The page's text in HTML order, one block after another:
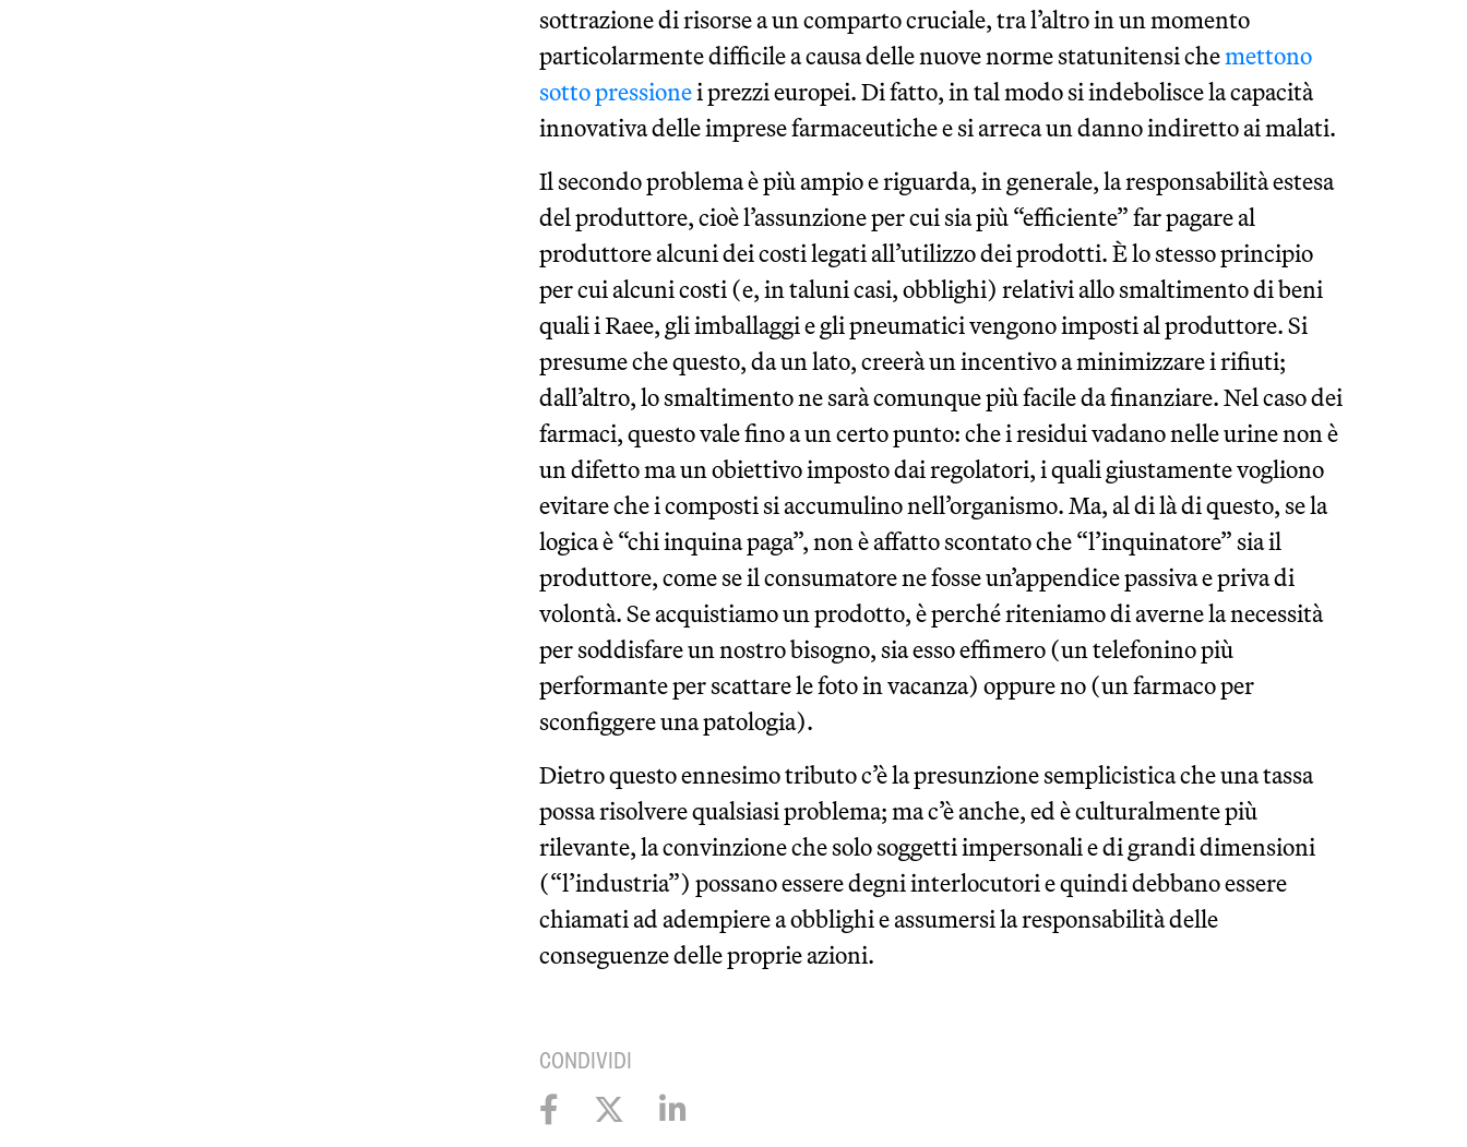
sottrazione di risorse a un comparto cruciale, tra l’altro in un momento
particolarmente difficile a causa delle nuove norme statunitensi chemettono
sotto pressionei prezzi europei. Di fatto, in tal modo si indebolisce la capacità
innovativa delle imprese farmaceutiche e si arreca un danno indiretto ai malati.
Il secondo problema è più ampio e riguarda, in generale, la responsabilità estesa
del produttore, cioè l’assunzione per cui sia più “efficiente” far pagare al
produttore alcuni dei costi legati all’utilizzo dei prodotti. È lo stesso principio
per cui alcuni costi (e, in taluni casi, obblighi) relativi allo smaltimento di beni
quali i Raee, gli imballaggi e gli pneumatici vengono imposti al produttore. Si
presume che questo, da un lato, creerà un incentivo a minimizzare i rifiuti;
dall’altro, lo smaltimento ne sarà comunque più facile da finanziare. Nel caso dei
farmaci, questo vale fino a un certo punto: che i residui vadano nelle urine non è
un difetto ma un obiettivo imposto dai regolatori, i quali giustamente vogliono
evitare che i composti si accumulino nell’organismo. Ma, al di là di questo, se la
logica è “chi inquina paga”, non è affatto scontato che “l’inquinatore” sia il
produttore, come se il consumatore ne fosse un’appendice passiva e priva di
volontà. Se acquistiamo un prodotto, è perché riteniamo di averne la necessità
per soddisfare un nostro bisogno, sia esso effimero (un telefonino più
performante per scattare le foto in vacanza) oppure no (un farmaco per
sconfiggere una patologia).
Dietro questo ennesimo tributo c’è la presunzione semplicistica che una tassa
possa risolvere qualsiasi problema; ma c’è anche, ed è culturalmente più
rilevante, la convinzione che solo soggetti impersonali e di grandi dimensioni
(“l’industria”) possano essere degni interlocutori e quindi debbano essere
chiamati ad adempiere a obblighi e assumersi la responsabilità delle
conseguenze delle proprie azioni.
CONDIVIDI